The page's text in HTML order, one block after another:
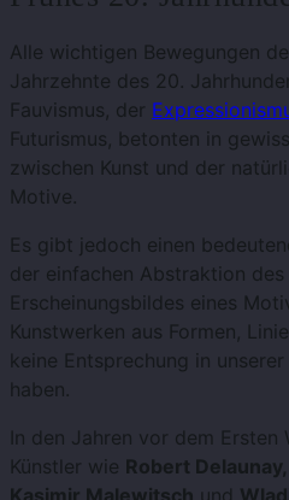
Alle wichtigen Bewegungen
Jahrzehnte des 20.
Fauvismus, der
Futurismus, betonten in
zwischen Kunst und der
Motive.
Es gibt jedoch einen
der einfachen Abstraktion
Erscheinungsbildes eines
Kunstwerken aus Formen,
keine Entsprechung in
haben.
In den Jahren vor dem
Künstler wie Robert